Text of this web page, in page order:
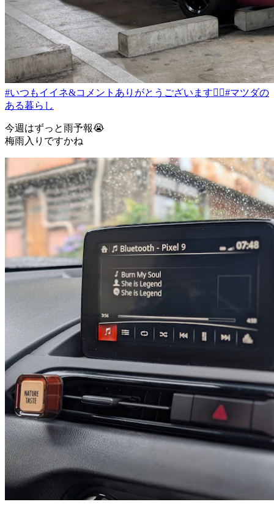
#いつもイイネ&コメントありがとうございます🙇‍♂️#マツダの
ある暮らし
今週はずっと雨予報😭
梅雨入りですかね